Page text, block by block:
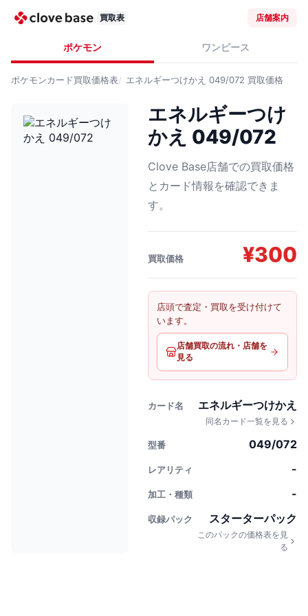
買取表 店舗案内
ポケモン ワンピース
ポケモンカード買取価格表 エネルギーつけかえ 049/072 買取価格
エネルギーつけ
かえ 049/072
Clove Base店舗での買取価格
とカード情報を確認できま
す。
買取価格 ¥300
店頭で査定・買取を受け付けて
います。
店舗買取の流れ・店舗を
見る
カード名 エネルギーつけかえ
同名カード一覧を見る
型番 049/072
レアリティ -
加工・種類 -
収録パック スターターパック
このパックの価格表を見
る